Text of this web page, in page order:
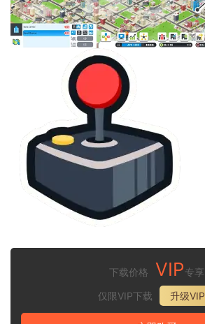
下载价格 VIP专享
仅限VIP下载
升级VIP